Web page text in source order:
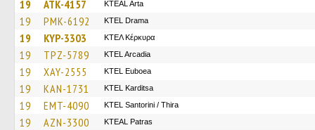
19 ATK-4157 KTEAL Arta
19 PMK-6192 KTEL Drama
19 KYP-3303 ΚΤΕΛ Κέρκυρα
19 TPZ-5789 KTEL Arcadia
19 XAY-2555 ΚΤΕL Euboea
19 KAN-1731 ΚΤΕL Karditsa
19 EMT-4090 KTEL Santorini / Thira
19 AZN-3300 KTEAL Patras